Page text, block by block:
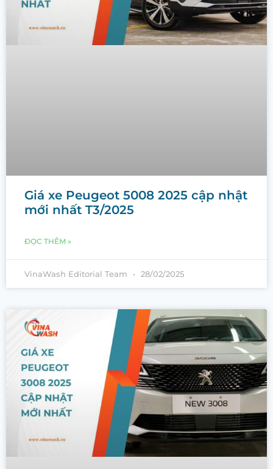
Giá xe Peugeot 5008 2025 cập nhật
mới nhất T3/2025
ĐỌC THÊM »
VinaWash Editorial Team 28/02/2025